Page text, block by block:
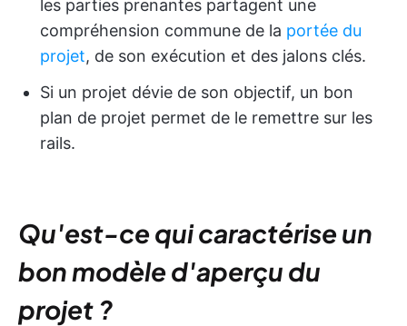
les parties prenantes partagent une
compréhension commune de la portée du
projet, de son exécution et des jalons clés.
Si un projet dévie de son objectif, un bon
plan de projet permet de le remettre sur les
rails.
Qu'est-ce qui caractérise un
bon modèle d'aperçu du
projet ?